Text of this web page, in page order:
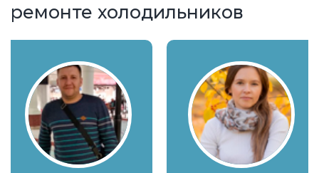
ремонте холодильников